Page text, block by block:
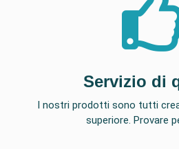
Servizio di
I nostri prodotti sono tutti
superiore. Provare